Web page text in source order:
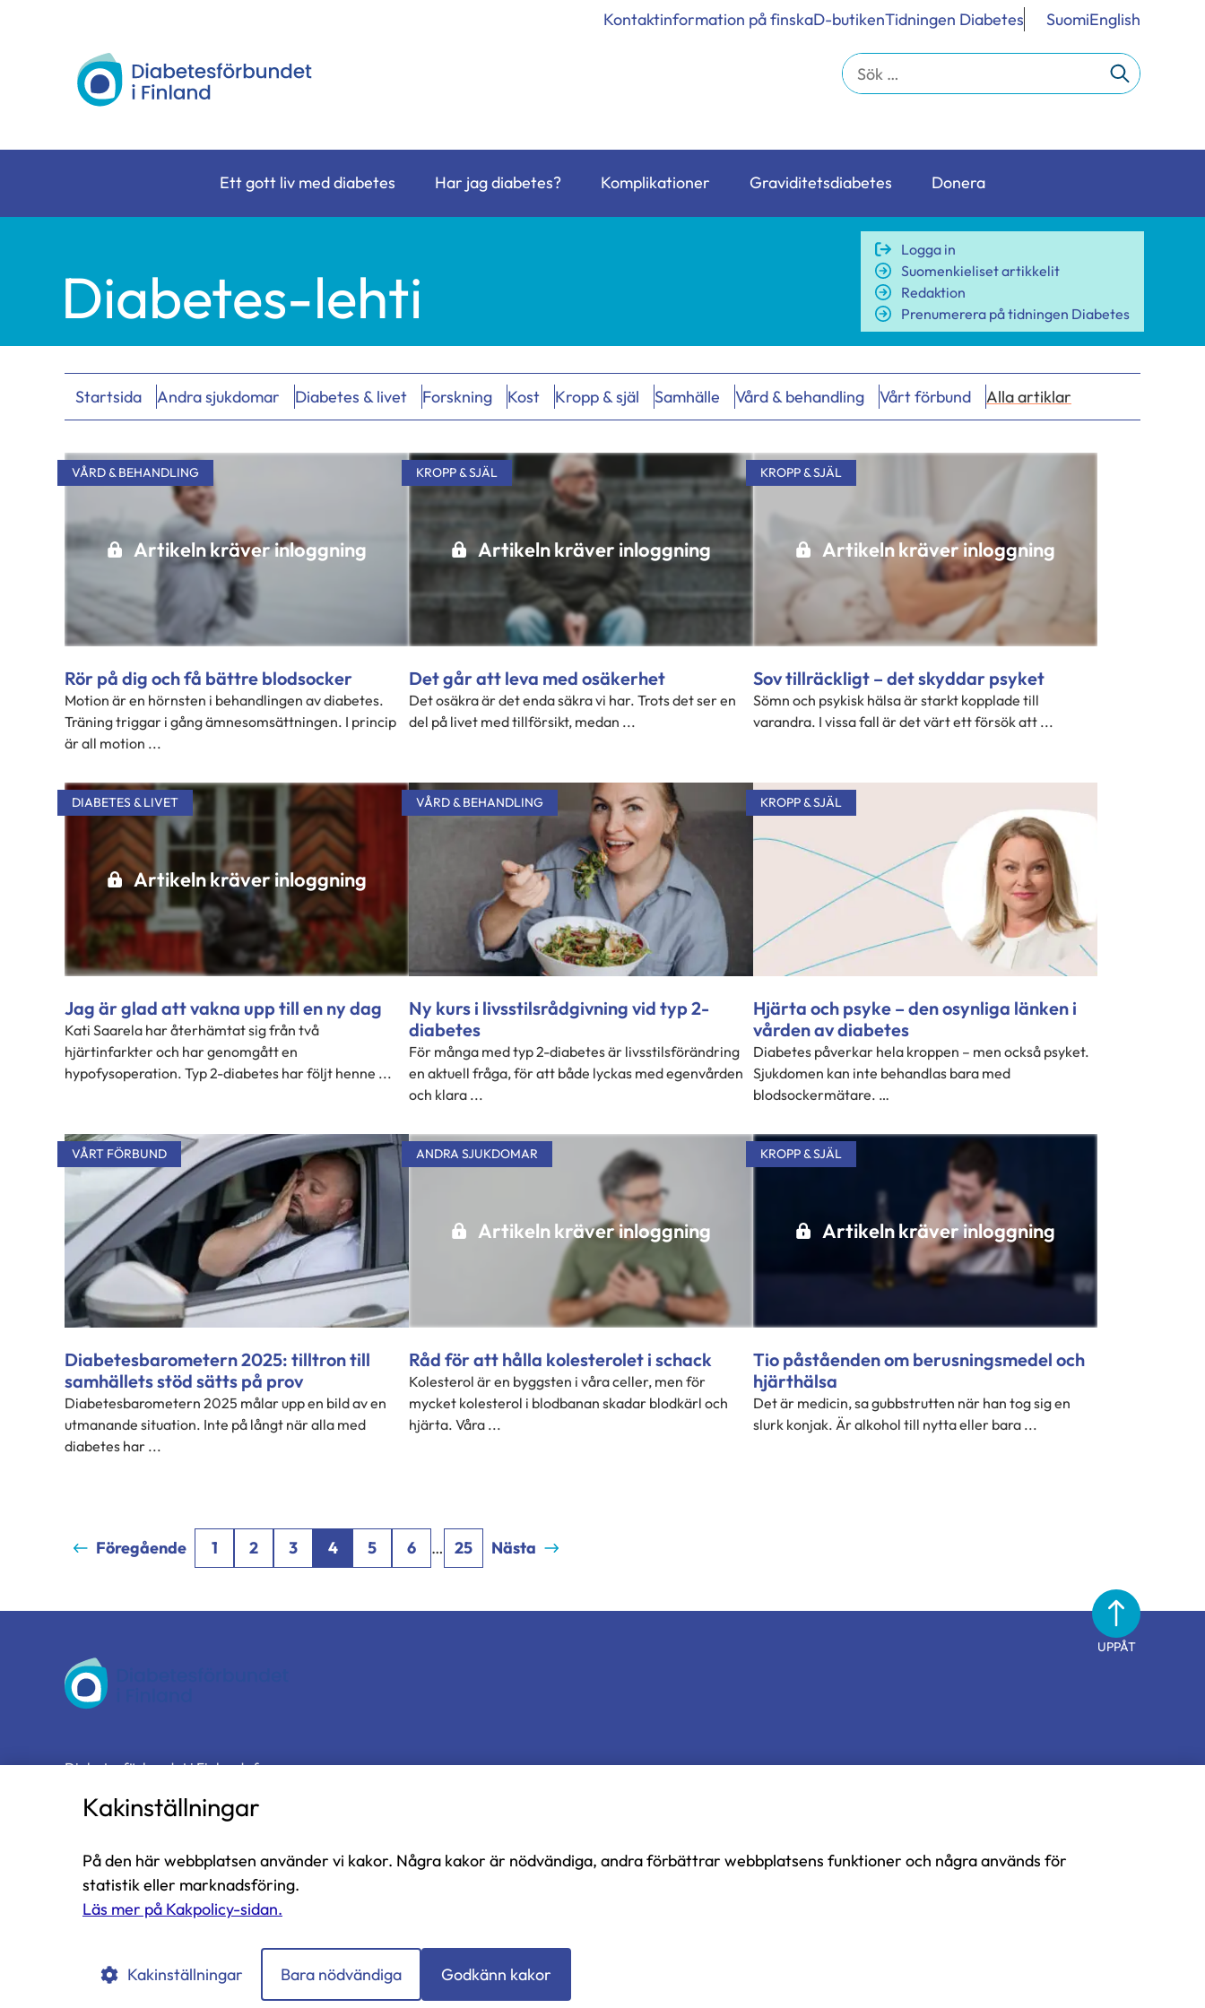
Kontaktinformation på finskaD-butikenTidningen Diabetes SuomiEnglish
Diabetesförbundet
Sök
efter:
Ett gott liv med diabetes Har jag diabetes? Komplikationer Graviditetsdiabetes Donera
Diabetes-lehti
Logga in
Suomenkieliset artikkelit
Redaktion
Prenumerera på tidningen Diabetes
Startsida Andra sjukdomar Diabetes & livet Forskning Kost Kropp & själ Samhälle Vård & behandling Vårt förbund Alla artiklar
Hakutulokset
Artikeln kräver inloggning
VÅRD & BEHANDLING
Rör på dig och få bättre blodsocker
Motion är en hörnsten i behandlingen av diabetes.
Träning triggar i gång ämnesomsättningen. I princip
är all motion ...
Artikeln kräver inloggning
KROPP & SJÄL
Det går att leva med osäkerhet
Det osäkra är det enda säkra vi har. Trots det ser en
del på livet med tillförsikt, medan ...
Artikeln kräver inloggning
KROPP & SJÄL
Sov tillräckligt – det skyddar psyket
Sömn och psykisk hälsa är starkt kopplade till
varandra. I vissa fall är det värt ett försök att ...
Artikeln kräver inloggning
DIABETES & LIVET
Jag är glad att vakna upp till en ny dag
Kati Saarela har återhämtat sig från två
hjärtinfarkter och har genomgått en
hypofysoperation. Typ 2-diabetes har följt henne ...
VÅRD & BEHANDLING
Ny kurs i livsstilsrådgivning vid typ 2-
diabetes
För många med typ 2-diabetes är livsstilsförändring
en aktuell fråga, för att både lyckas med egenvården
och klara ...
KROPP & SJÄL
Hjärta och psyke – den osynliga länken i
vården av diabetes
Diabetes påverkar hela kroppen – men också psyket.
Sjukdomen kan inte behandlas bara med
blodsockermätare. …
VÅRT FÖRBUND
Diabetesbarometern 2025: tilltron till
samhällets stöd sätts på prov
Diabetesbarometern 2025 målar upp en bild av en
utmanande situation. Inte på långt när alla med
diabetes har ...
Artikeln kräver inloggning
ANDRA SJUKDOMAR
Råd för att hålla kolesterolet i schack
Kolesterol är en byggsten i våra celler, men för
mycket kolesterol i blodbanan skadar blodkärl och
hjärta. Våra ...
Artikeln kräver inloggning
KROPP & SJÄL
Tio påståenden om berusningsmedel och
hjärthälsa
Det är medicin, sa gubbstrutten när han tog sig en
slurk konjak. Är alkohol till nytta eller bara ...
Föregående 1 2 3 4 5 6 … 25 Nästa
UPPÅT
Diabetesförbundet
Diabetesförbundet i Finland rf
33200 Tammerfors
tfn 03-2860 111 (mån-fre 9-13)
diabetesliitto@diabetes.fi
Instagramissa
Facebookissa
LinkedIn:ssä
Kakinställningar
På den här webbplatsen använder vi kakor. Några kakor är nödvändiga, andra förbättrar webbplatsens funktioner och några används för
statistik eller marknadsföring.
Läs mer på Kakpolicy-sidan.
Kakinställningar Bara nödvändiga Godkänn kakor